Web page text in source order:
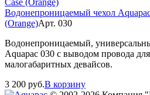
Водонепроницаемый чехол
(Orange)Арт. 030
Водонепроницаемый,
Aquapac 030 с выводом провода
малогабаритных девайсов.
3 200 руб.В корзину